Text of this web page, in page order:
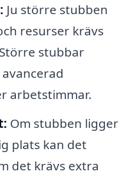
Ju större stubben
resurser krävs
stubbar
arbetstimmar.
Om stubben ligger
plats kan det
det krävs extra